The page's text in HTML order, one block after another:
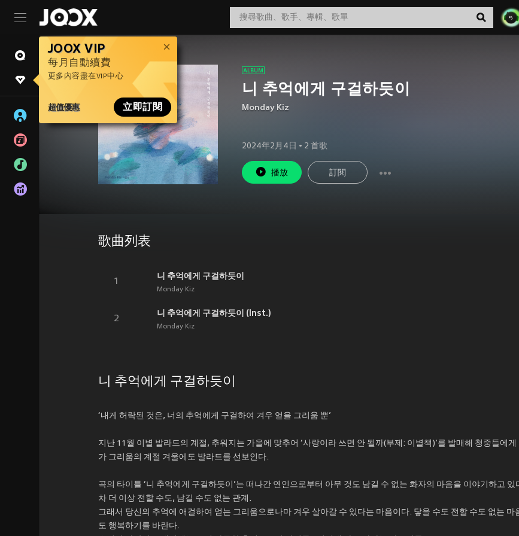
JOOX VIP
每月自動續費
更多內容盡在VIP中心
超值優惠 立即訂閱
니 추억에게 구걸하듯이
Monday Kiz
2024年2月4日 • 2 首歌
播放 訂閱
歌曲列表
1
니 추억에게 구걸하듯이
Monday Kiz
2
니 추억에게 구걸하듯이 (Inst.)
Monday Kiz
니 추억에게 구걸하듯이
‘내게 허락된 것은, 너의 추억에게 구걸하여 겨우 얻을 그리움 뿐’
지난 11월 이별 발라드의 계절, 추워지는 가을에 맞추어 ‘사랑이라 쓰면 안 될까(부제: 이별책)’를 발매해 청중들에
가 그리움의 계절 겨울에도 발라드를 선보인다.
곡의 타이틀 ‘니 추억에게 구걸하듯이’는 떠나간 연인으로부터 아무 것도 남길 수 없는 화자의 마음을 이야기하고
차 더 이상 전할 수도, 남길 수도 없는 관계.
그래서 당신의 추억에 애걸하여 얻는 그리움으로나마 겨우 살아갈 수 있다는 마음이다. 닿을 수도 전할 수도 없는 마
도 행복하기를 바란다.